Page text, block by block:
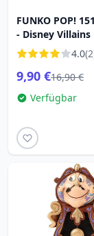
FUNKO POP!
- Disney Villains
4.0
9,90 €16,90 €
Verfügbar